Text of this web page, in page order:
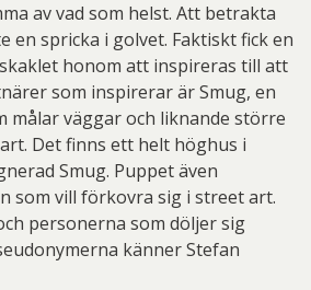
av vad som helst. Att betrakta
en spricka i golvet. Faktiskt fick en
honom att inspireras till att
som inspirerar är Smug, en
målar väggar och liknande större
Det finns ett helt höghus i
Smug. Puppet även
som vill förkovra sig i street art.
personerna som döljer sig
känner Stefan